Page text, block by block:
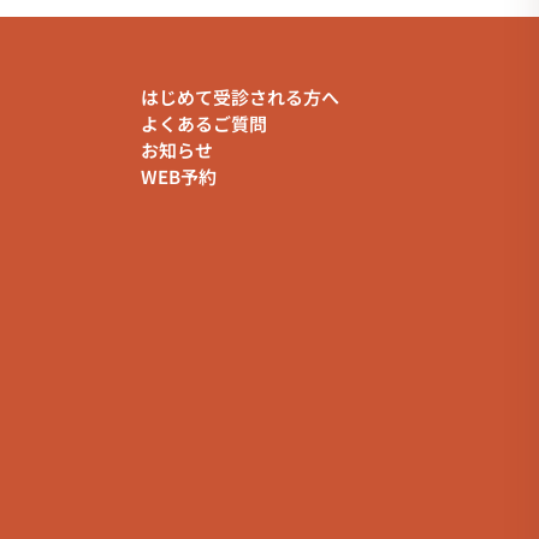
はじめて受診される方へ
よくあるご質問
お知らせ
WEB予約